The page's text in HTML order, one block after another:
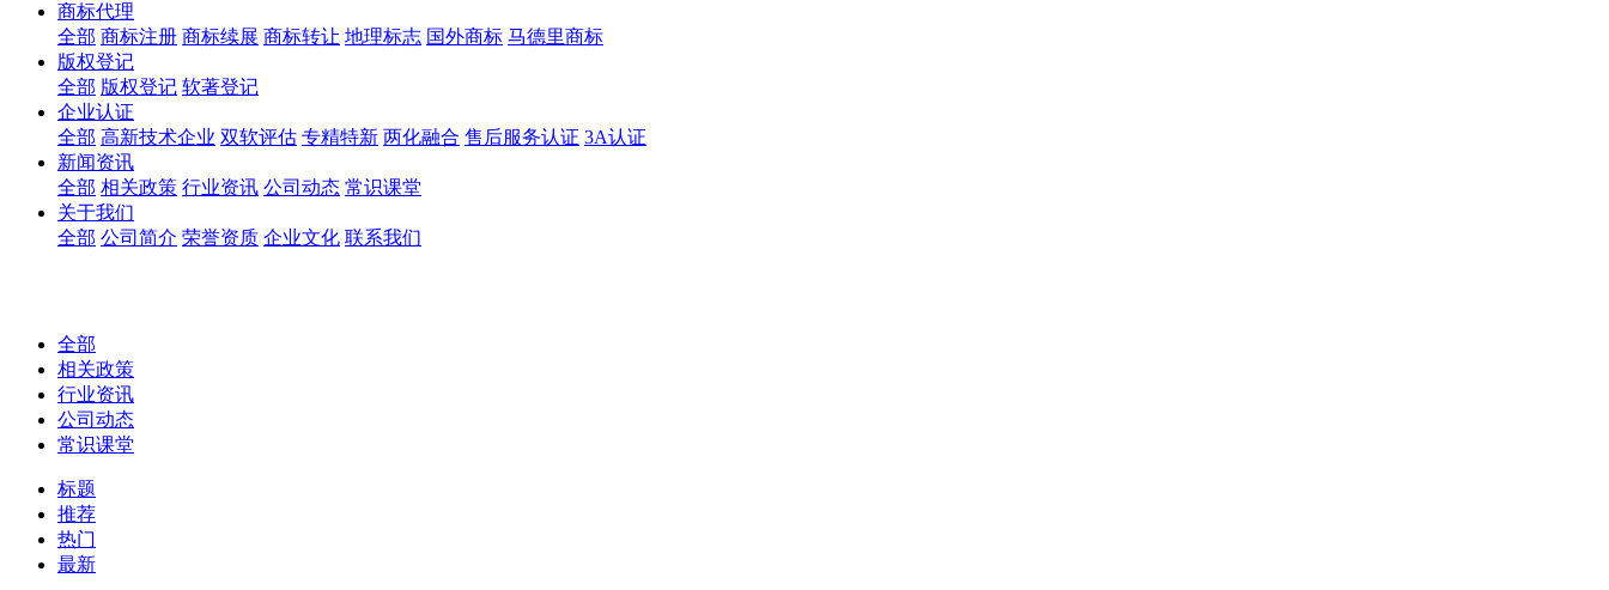
商标代理
全部 商标注册 商标续展 商标转让 地理标志 国外商标 马德里商标
版权登记
全部 版权登记 软著登记
企业认证
全部 高新技术企业 双软评估 专精特新 两化融合 售后服务认证 3A认证
新闻资讯
全部 相关政策 行业资讯 公司动态 常识课堂
关于我们
全部 公司简介 荣誉资质 企业文化 联系我们
全部
相关政策
行业资讯
公司动态
常识课堂
标题
推荐
热门
最新